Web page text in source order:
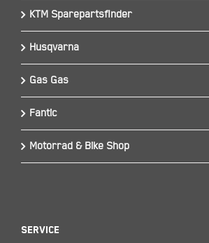
KTM Sparepartsfinder
Husqvarna
Gas Gas
Fantic
Motorrad & Bike Shop
Service